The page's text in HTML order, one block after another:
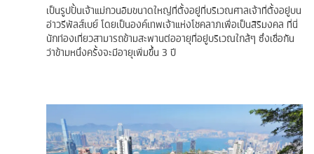
เป็นรูปปั้นเจ้าแม่กวนอิมขนาดใหญ่ที่ตั้งอยู่ที่บริเวณศาลเจ้าที่ตั้งอยู่บน
อ่าวรีพัลส์เบย์ โดยเป็นองค์เทพเจ้าแห่งโชคลาภเพื่อเป็นสิริมงคล ที่นี่
นักท่องเที่ยวสามารถข้ามสะพานต่ออายุที่อยู่บริเวณใกล้ๆ ซึ่งเชื่อกัน
ว่าข้ามหนึ่งครั้งจะมีอายุเพิ่มขึ้น 3 ปี